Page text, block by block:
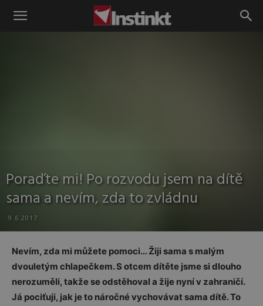
Instinkt
Poraďte mi! Po rozvodu jsem na dítě
sama a nevím, zda to zvládnu
9.6.2017
Nevím, zda mi můžete pomoci… Žiji sama s malým
dvouletým chlapečkem. S otcem dítěte jsme si dlouho
nerozuměli, takže se odstěhoval a žije nyní v zahraničí.
Já pociťuji, jak je to náročné vychovávat sama dítě. To